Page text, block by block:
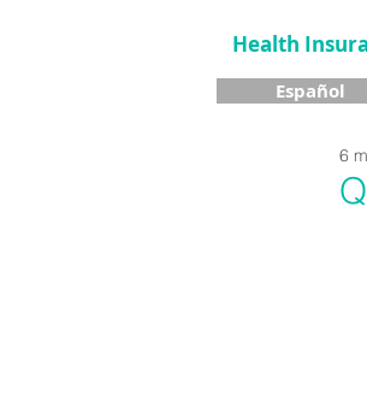
Health
Español
6